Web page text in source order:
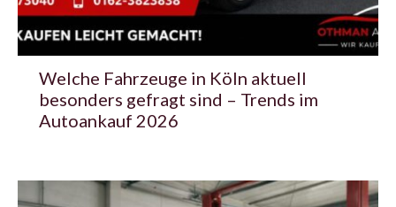
Welche Fahrzeuge in Köln aktuell
besonders gefragt sind – Trends im
Autoankauf 2026